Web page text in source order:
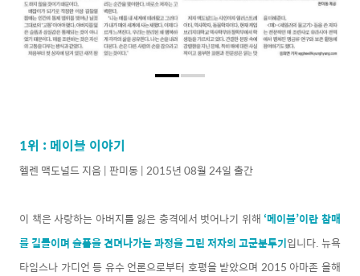
1위 : 메이블 이야기
헬렌 맥도널드 지음 | 판미동 | 2015년 08월 24일 출간
이 책은 사랑하는 아버지를 잃은 충격에서 벗어나기 위해‘메이블’이란 참매
를 길들이며 슬픔을 견뎌나가는 과정을 그린 저자의 고군분투기입니다. 뉴욕
타임스나 가디언 등 유수 언론으로부터 호평을 받았으며 2015 아마존 올해